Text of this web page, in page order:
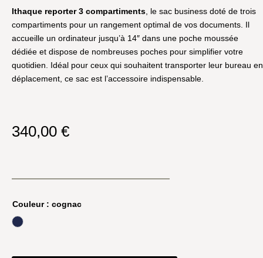
Ithaque reporter 3 compartiments , le sac business doté de trois
compartiments pour un rangement optimal de vos documents. Il
accueille un ordinateur jusqu’à 14″ dans une poche moussée
dédiée et dispose de nombreuses poches pour simplifier votre
quotidien. Idéal pour ceux qui souhaitent transporter leur bureau en
déplacement, ce sac est l’accessoire indispensable.
340,00 €
Couleur: cognac
marine